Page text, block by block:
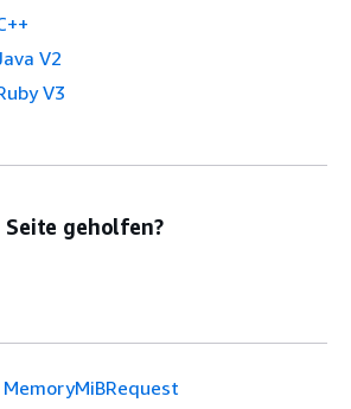
V2
V3
geholfen?
MemoryMiBRequest